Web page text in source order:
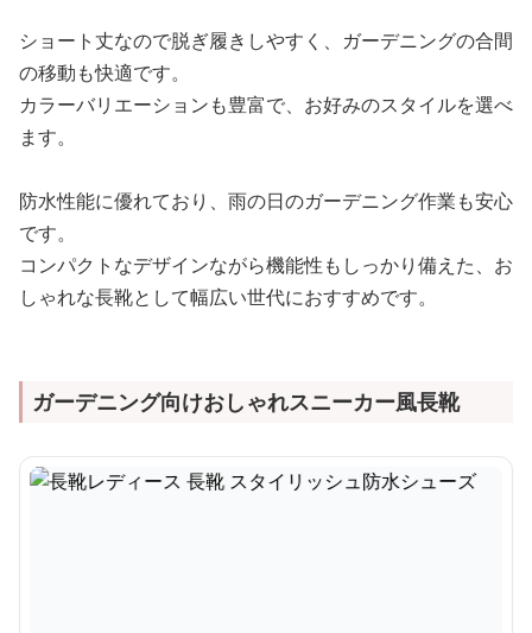
ショート丈なので脱ぎ履きしやすく、ガーデニングの合間
の移動も快適です。
カラーバリエーションも豊富で、お好みのスタイルを選べ
ます。
防水性能に優れており、雨の日のガーデニング作業も安心
です。
コンパクトなデザインながら機能性もしっかり備えた、お
しゃれな長靴として幅広い世代におすすめです。
ガーデニング向けおしゃれスニーカー風長靴